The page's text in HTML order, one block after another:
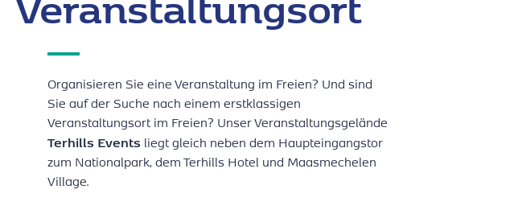
Organisieren Sie eine Veranstaltung im Freien? Und sind
Sie auf der Suche nach einem erstklassigen
Veranstaltungsort im Freien? Unser Veranstaltungsgelände
Terhills Events liegt gleich neben dem Haupteingangstor
zum Nationalpark, dem Terhills Hotel und Maasmechelen
Village.